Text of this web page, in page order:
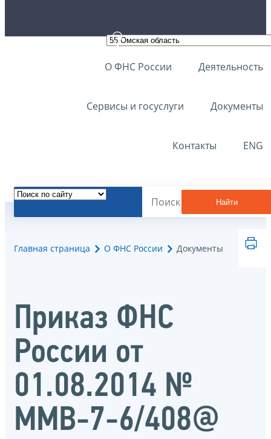
О ФНС России Деятельность
Сервисы и госуслуги Документы
Контакты ENG
Найти
Главная страница О ФНС России Документы
Приказ ФНС
России от
01.08.2014 №
ММВ-7-6/408@